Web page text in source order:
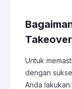
Untuk
dengan
Anda lakukan: